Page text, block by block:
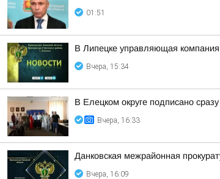
01:51
В Липецке управляющая компания
Вчера, 15:34
В Елецком округе подписано
Вчера, 16:33
Данковская межрайонная
Вчера, 16:09